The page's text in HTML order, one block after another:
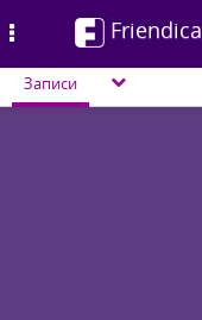
Friendica
Записи